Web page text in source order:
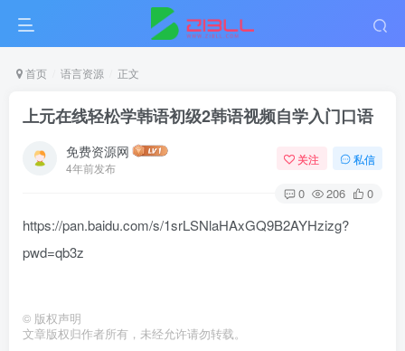
首页 语言资源 正文
上元在线轻松学韩语初级2韩语视频自学入门口语
免费资源网
4年前发布
关注 私信
0 206 0
https://pan.baidu.com/s/1srLSNlaHAxGQ9B2AYHzizg?
pwd=qb3z
© 版权声明
文章版权归作者所有，未经允许请勿转载。